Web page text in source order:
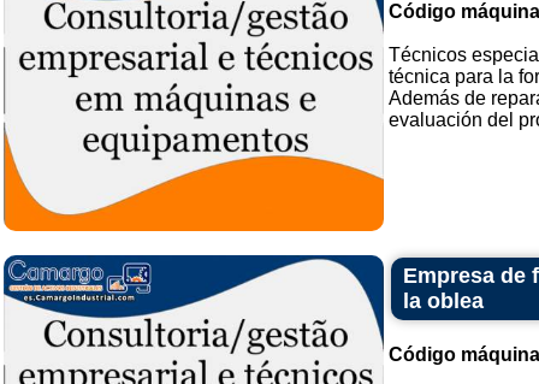
Código
Técnicos
técnica para la
Además de
evaluación del
Empresa de
la oblea
Código